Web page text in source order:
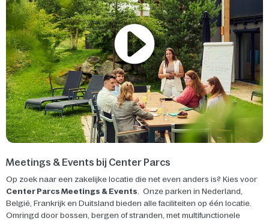
Meetings & Events bij Center Parcs
Op zoek naar een zakelijke locatie die net even anders is? Kies voor
Center Parcs Meetings & Events. Onze parken in Nederland,
België, Frankrijk en Duitsland bieden alle faciliteiten op één locatie.
Omringd door bossen, bergen of stranden, met multifunctionele